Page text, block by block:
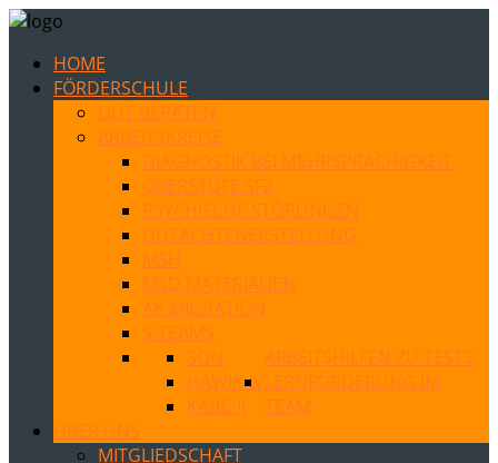
HOME
FÖRDERSCHULE
GUT BERATEN
ARBEITSKREISE
DIAGNOSTIK BEI MEHRSPRACHIGKEIT
OBERSTUFE SFZ
PSYCHISCHE STÖRUNGEN
GUTACHTENERSTELLUNG
MSH
MSD MATERIALIEN
AK MIGRATION
S-TEAMS
ARBEITSHILFEN ZU TESTS
SON
HAWIK-IV
KABC-II
LERNFÖRDERUNG IM
TEAM
ÜBER UNS
MITGLIEDSCHAFT